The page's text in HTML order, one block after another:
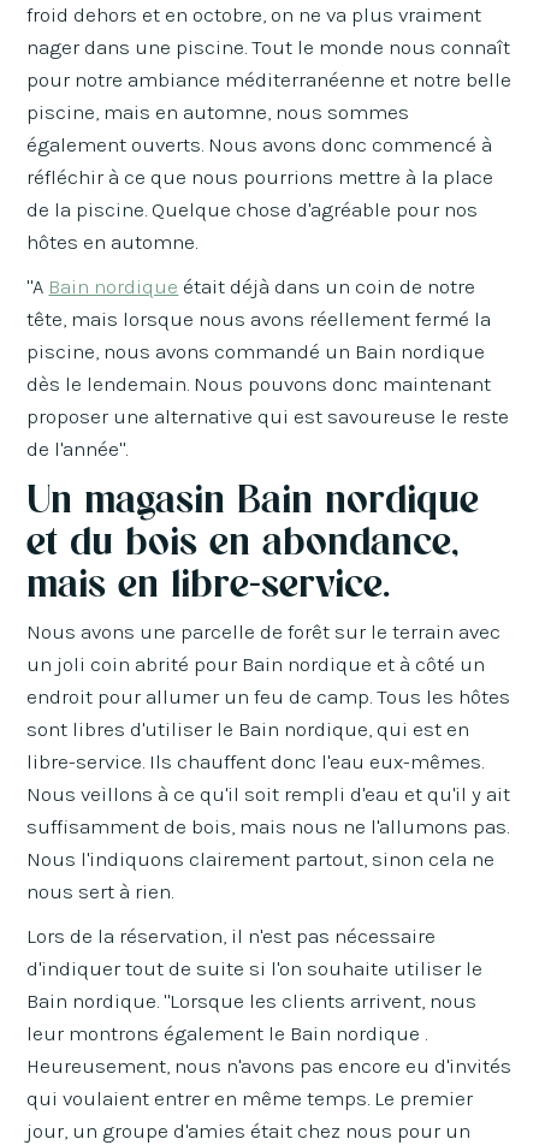
froid dehors et en octobre, on ne va plus vraiment
nager dans une piscine. Tout le monde nous connaît
pour notre ambiance méditerranéenne et notre belle
piscine, mais en automne, nous sommes
également ouverts. Nous avons donc commencé à
réfléchir à ce que nous pourrions mettre à la place
de la piscine. Quelque chose d'agréable pour nos
hôtes en automne.
"A Bain nordique était déjà dans un coin de notre
tête, mais lorsque nous avons réellement fermé la
piscine, nous avons commandé un Bain nordique
dès le lendemain. Nous pouvons donc maintenant
proposer une alternative qui est savoureuse le reste
de l'année".
Un magasin Bain nordique
et du bois en abondance,
mais en libre-service.
Nous avons une parcelle de forêt sur le terrain avec
un joli coin abrité pour Bain nordique et à côté un
endroit pour allumer un feu de camp. Tous les hôtes
sont libres d'utiliser le Bain nordique, qui est en
libre-service. Ils chauffent donc l'eau eux-mêmes.
Nous veillons à ce qu'il soit rempli d'eau et qu'il y ait
suffisamment de bois, mais nous ne l'allumons pas.
Nous l'indiquons clairement partout, sinon cela ne
nous sert à rien.
Lors de la réservation, il n'est pas nécessaire
d'indiquer tout de suite si l'on souhaite utiliser le
Bain nordique. "Lorsque les clients arrivent, nous
leur montrons également le Bain nordique .
Heureusement, nous n'avons pas encore eu d'invités
qui voulaient entrer en même temps. Le premier
jour, un groupe d'amies était chez nous pour un